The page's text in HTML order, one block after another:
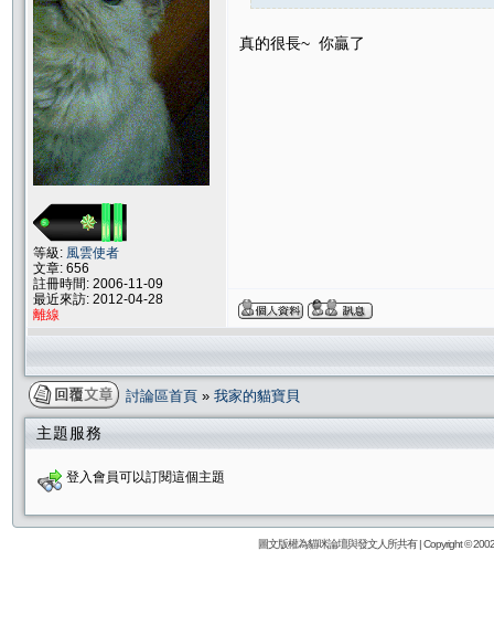
等級: 風雲使者
文章: 656
註冊時間: 2006-11-09
最近來訪: 2012-04-28
離線
真的很長~ 你贏了
討論區首頁 » 我家的貓寶貝
主題服務
登入會員可以訂閱這個主題
圖文版權為貓咪論壇與發文人所共有 | Copyright ©